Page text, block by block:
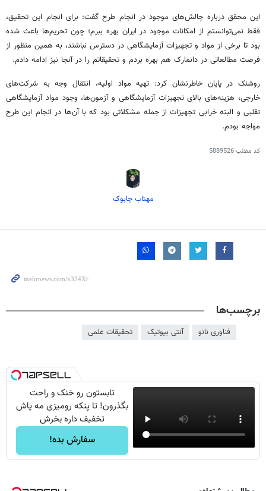
این محقق درباره چالش‌های موجود در انجام طرح گفت: برای انجام این تحقیق،
فقط نمی‌توانستم از امکانات موجود در ایران بهره ببرم؛ چون تحریم‌ها باعث شده
بود تا برخی از مواد و تجهیزات آزمایشگاهی در دسترس نباشند، به همین منظور از
فرصت مطالعاتی در دانمارک هم بهره بردم و تحقیقاتم را در آنجا نیز ادامه دادم.
روشنک در پایان خاطرنشان کرد: تهیه مواد اولیه، انتقال وجه به شرکت‌های
خارجی، هزینه‌های بالای تجهیزات آزمایشگاهی و آزمون‌ها، وجود مواد آزمایشگاهی
تقلبی و البته خرابی تجهیزات از جمله مشکلاتی بود که با آن‌ها در انجام این طرح
مواجه بودم.
کد مطلب5889526
مهتاب چابوک
برچسب‌ها
فناوری نانو آنتی بیوتیک تحقیقات علمی
تابستون رو خنک و راحت
بگذرون! تا پنکه رومیزی مه پاش
تخفیف داره بخرش
سفارش بده!